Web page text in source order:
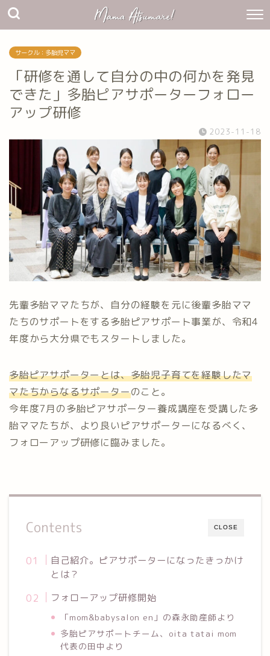
サークル：多胎児ママ
「研修を通して自分の中の何かを発見
できた」多胎ピアサポーターフォロー
アップ研修
2023-11-18
先輩多胎ママたちが、自分の経験を元に後輩多胎ママ
たちのサポートをする多胎ピアサポート事業が、令和4
年度から大分県でもスタートしました。
多胎ピアサポーターとは、多胎児子育てを経験したマ
マたちからなるサポーターのこと。
今年度7月の多胎ピアサポーター養成講座を受講した多
胎ママたちが、より良いピアサポーターになるべく、
フォローアップ研修に臨みました。
CLOSE
Contents
自己紹介。ピアサポーターになったきっかけ
とは？
フォローアップ研修開始
「mom&babysalon en」の森永助産師より
多胎ピアサポートチーム、oita tatai mom
代表の田中より